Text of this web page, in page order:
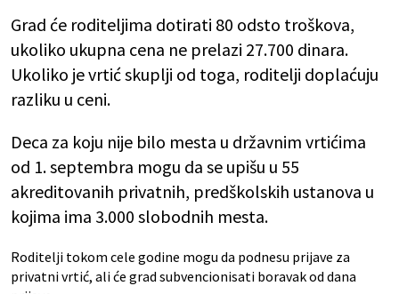
Grad će roditeljima dotirati 80 odsto troškova,
ukoliko ukupna cena ne prelazi 27.700 dinara.
Ukoliko je vrtić skuplji od toga, roditelji doplaćuju
razliku u ceni.
Deca za koju nije bilo mesta u državnim vrtićima
od 1. septembra mogu da se upišu u 55
akreditovanih privatnih, predškolskih ustanova u
kojima ima 3.000 slobodnih mesta.
Roditelji tokom cele godine mogu da podnesu prijave za
privatni vrtić, ali će grad subvencionisati boravak od dana